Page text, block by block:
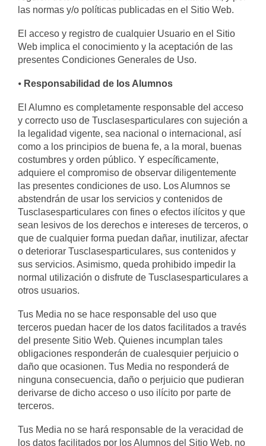
las normas y/o políticas publicadas en el Sitio Web.
El acceso y registro de cualquier Usuario en el Sitio
Web implica el conocimiento y la aceptación de las
presentes Condiciones Generales de Uso.
⦁ Responsabilidad de los Alumnos
El Alumno es completamente responsable del acceso
y correcto uso de Tusclasesparticulares con sujeción a
la legalidad vigente, sea nacional o internacional, así
como a los principios de buena fe, a la moral, buenas
costumbres y orden público. Y específicamente,
adquiere el compromiso de observar diligentemente
las presentes condiciones de uso. Los Alumnos se
abstendrán de usar los servicios y contenidos de
Tusclasesparticulares con fines o efectos ilícitos y que
sean lesivos de los derechos e intereses de terceros, o
que de cualquier forma puedan dañar, inutilizar, afectar
o deteriorar Tusclasesparticulares, sus contenidos y
sus servicios. Asimismo, queda prohibido impedir la
normal utilización o disfrute de Tusclasesparticulares a
otros usuarios.
Tus Media no se hace responsable del uso que
terceros puedan hacer de los datos facilitados a través
del presente Sitio Web. Quienes incumplan tales
obligaciones responderán de cualesquier perjuicio o
daño que ocasionen. Tus Media no responderá de
ninguna consecuencia, daño o perjuicio que pudieran
derivarse de dicho acceso o uso ilícito por parte de
terceros.
Tus Media no se hará responsable de la veracidad de
los datos facilitados por los Alumnos del Sitio Web, no